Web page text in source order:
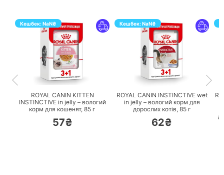
Кешбек:NaN₴
ПЕРЕЙТИ
ROYAL CANIN KITTEN
INSTINCTIVE in jelly – вологий
корм для кошенят, 85 г
57₴
Кешбек:NaN₴
ПЕРЕЙТИ
ROYAL CANIN INSTINCTIVE wet
in jelly – вологий корм для
дорослих котів, 85 г
62₴